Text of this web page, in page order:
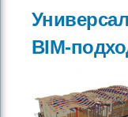
BIM-